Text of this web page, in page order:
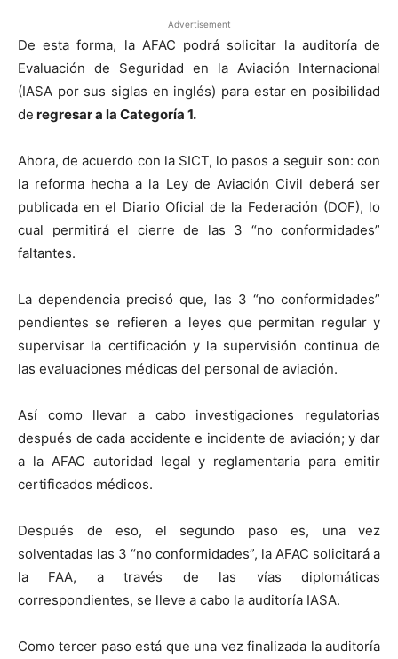
Advertisement
De esta forma, la AFAC podrá solicitar la auditoría de
Evaluación de Seguridad en la Aviación Internacional
(IASA por sus siglas en inglés) para estar en posibilidad
de regresar a la Categoría 1.
Ahora, de acuerdo con la SICT, lo pasos a seguir son: con
la reforma hecha a la Ley de Aviación Civil deberá ser
publicada en el Diario Oficial de la Federación (DOF), lo
cual permitirá el cierre de las 3 “no conformidades”
faltantes.
La dependencia precisó que, las 3 “no conformidades”
pendientes se refieren a leyes que permitan regular y
supervisar la certificación y la supervisión continua de
las evaluaciones médicas del personal de aviación.
Así como llevar a cabo investigaciones regulatorias
después de cada accidente e incidente de aviación; y dar
a la AFAC autoridad legal y reglamentaria para emitir
certificados médicos.
Después de eso, el segundo paso es, una vez
solventadas las 3 “no conformidades”, la AFAC solicitará a
la FAA, a través de las vías diplomáticas
correspondientes, se lleve a cabo la auditoría IASA.
Como tercer paso está que una vez finalizada la auditoría